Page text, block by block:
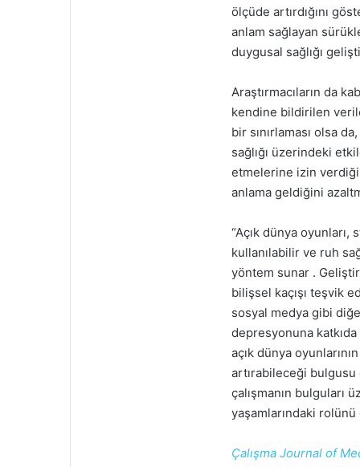
ölçüde artırdığını
anlam sağlayan
duygusal sağlığı
Araştırmacıların da
kendine bildirilen
bir sınırlaması olsa
sağlığı üzerindeki
etmelerine izin
anlama geldiğini
“Açık dünya
kullanılabilir ve ruh
yöntem sunar .
bilişsel kaçışı teşvik
sosyal medya gibi
depresyonuna
açık dünya
artırabileceği bulgusu
çalışmanın bulguları
yaşamlarındaki
Çalışma Journal of